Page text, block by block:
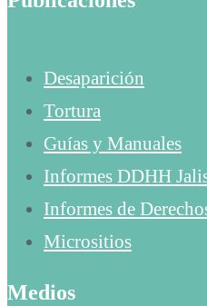
Desaparición
Tortura
Guías y Manuales
Informes DDHH
Informes de
Micrositios
Medios